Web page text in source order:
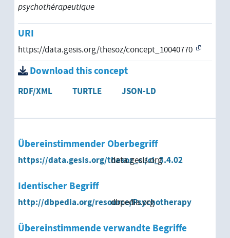
psychothérapeutique
URI
https://data.gesis.org/thesoz/concept_10040770
Download this concept
RDF/XML TURTLE JSON-LD
Übereinstimmender Oberbegriff
https://data.gesis.org/thesoz_cl/cl_3.4.02
data.gesis.org
Identischer Begriff
http://dbpedia.org/resource/Psychotherapy
dbpedia.org
Übereinstimmende verwandte Begriffe